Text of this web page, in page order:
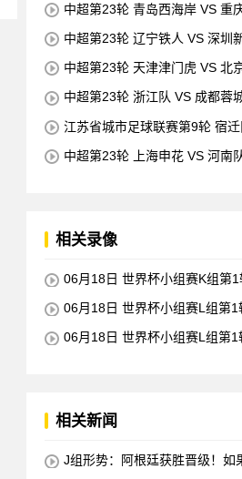
中超第23轮 青岛西海岸 VS 重
中超第23轮 辽宁铁人 VS 深圳
中超第23轮 天津津门虎 VS 北
中超第23轮 浙江队 VS 成都蓉
江苏省城市足球联赛第9轮 宿
中超第23轮 上海申花 VS 河南
相关录像
06月18日 世界杯小组赛K组第
06月18日 世界杯小组赛L组第1
06月18日 世界杯小组赛L组第1
相关新闻
J组形势：阿根廷获胜晋级！如